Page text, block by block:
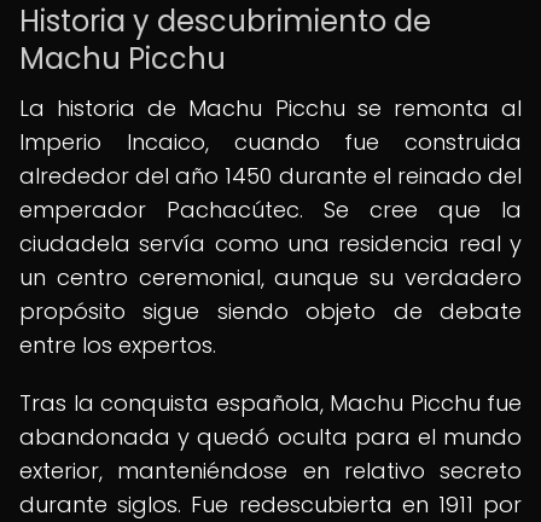
Historia y descubrimiento de
Machu Picchu
La historia de Machu Picchu se remonta al
Imperio Incaico, cuando fue construida
alrededor del año 1450 durante el reinado del
emperador Pachacútec. Se cree que la
ciudadela servía como una residencia real y
un centro ceremonial, aunque su verdadero
propósito sigue siendo objeto de debate
entre los expertos.
Tras la conquista española, Machu Picchu fue
abandonada y quedó oculta para el mundo
exterior, manteniéndose en relativo secreto
durante siglos. Fue redescubierta en 1911 por